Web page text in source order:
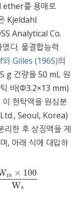
ether를 용매로
Kjeldahl
Analytical Co.
다. 물결합능력
Gilles (1965)의
g 건량을 50 mL 원
바(Ф3.2×13 mm)
현탁액을 원심분
Seoul, Korea)
리한 후 상징액을 제
, 아래 식에 대입하
rs × 100
Ws
100 Ws